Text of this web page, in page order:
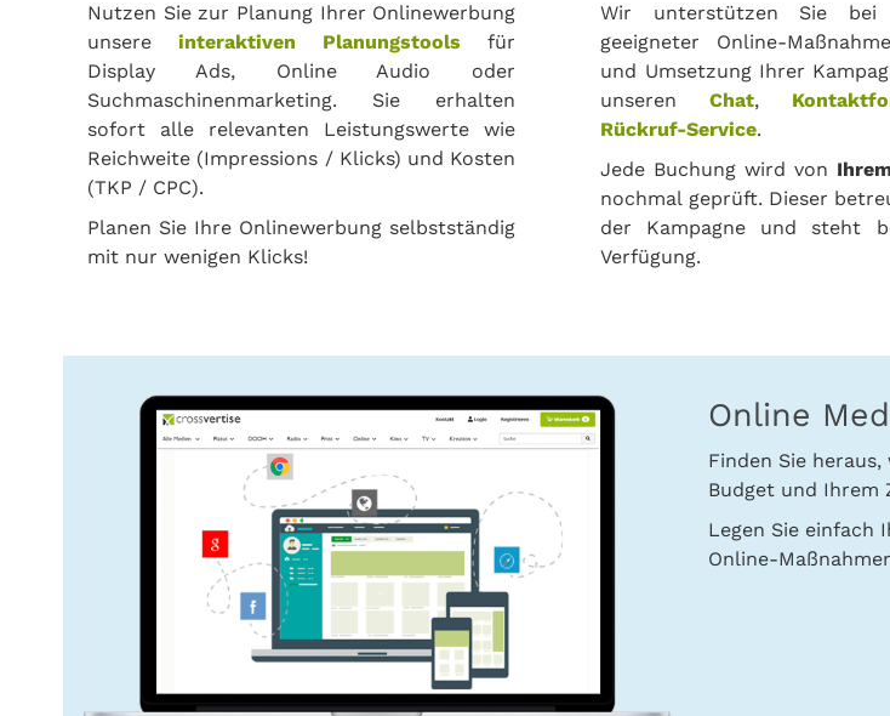
Nutzen Sie zur Planung Ihrer Onlinewerbung
unsereinteraktiven Planungstools für
Display Ads, Online Audio oder
Suchmaschinenmarketing. Sie erhalten
sofort alle relevanten Leistungswerte wie
Reichweite (Impressions / Klicks) und Kosten
(TKP / CPC).
Planen Sie Ihre Onlinewerbung selbstständig
mit nur wenigen Klicks!
Wir unterstützen Sie bei
geeigneter Online-
und Umsetzung Ihrer
unserenChat,
Rückruf-Service.
Jede Buchung wird von
nochmal geprüft. Dieser
der Kampagne und steht
Verfügung.
Online
Finden Sie
Budget und Ihrem
Legen Sie einfach
Online-